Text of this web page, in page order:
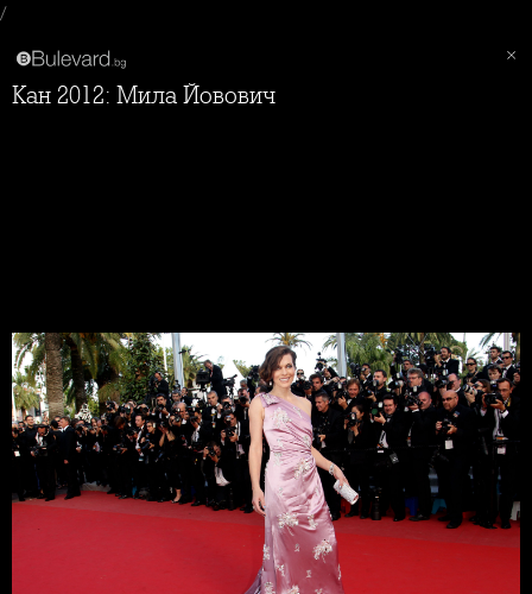
/
Кан 2012: Мила Йовович